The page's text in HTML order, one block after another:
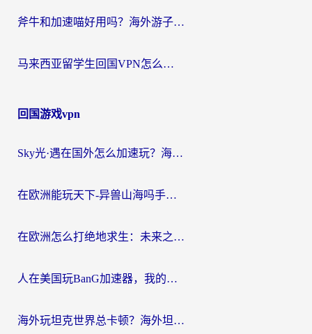
斧牛和加速喵好用吗？海外游子的真实选择困境
马来西亚留学生回国VPN怎么选？3个避坑点+1款实测好用的加速器推荐
回国游戏vpn
Sky光·遇在国外怎么加速玩？海外党亲测有效的国服游戏加速指南
在欧洲能玩天下-异兽山海吗手游？海外玩家的加速器生存指南
在欧洲怎么打绝地求生：未来之役不卡？留学生亲测的加速器避坑指南
人在美国玩BanG加速器，我的延迟终于绿了
海外玩坦克世界总卡顿？海外坦克世界加速器有哪些？实测好用的选择在这里